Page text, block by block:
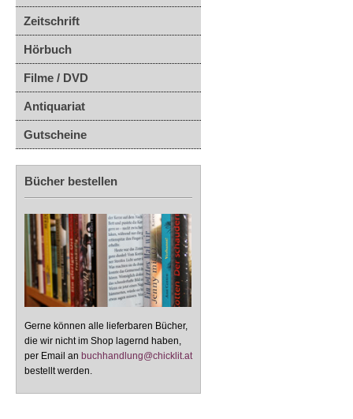
Zeitschrift
Hörbuch
Filme / DVD
Antiquariat
Gutscheine
Bücher bestellen
Gerne können alle lieferbaren Bücher,
die wir nicht im Shop lagernd haben,
per Email an buchhandlung@chicklit.at
bestellt werden.